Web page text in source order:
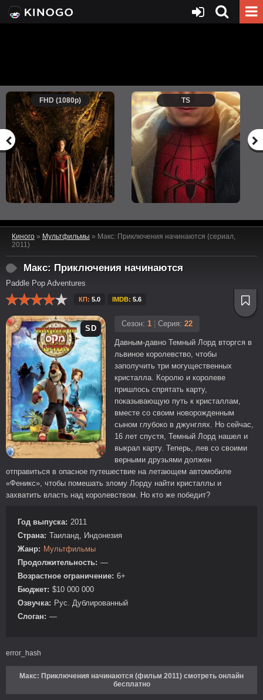
FHD (1080p) TS
Киного » Мультфильмы » Макс: Приключения начинаются (сериал,
2011)
Макс: Приключения начинаются
Paddle Pop Adventures
КП: 5.0 IMDB: 5.6
SD
Сезон: 1 Серия: 22
Давным-давно Темный Лорд вторгся в
львиное королевство, чтобы
заполучить три могущественных
кристалла. Королю и королеве
пришлось спрятать карту,
показывающую путь к кристаллам,
вместе со своим новорожденным
сыном глубоко в джунглях. Но сейчас,
16 лет спустя, Темный Лорд нашел и
выкрал карту. Теперь, лев со своими
верными друзьями должен
отправиться в опасное путешествие на летающем автомобиле
«Феникс», чтобы помешать злому Лорду найти кристаллы и
захватить власть над королевством. Но кто же победит?
Год выпуска: 2011
Страна: Таиланд, Индонезия
Жанр: Мультфильмы
Продолжительность: —
Возрастное ограничение: 6+
Бюджет: $10 000 000
Озвучка: Рус. Дублированный
Слоган: —
error_hash
Макс: Приключения начинаются (фильм 2011) смотреть онлайн
бесплатно